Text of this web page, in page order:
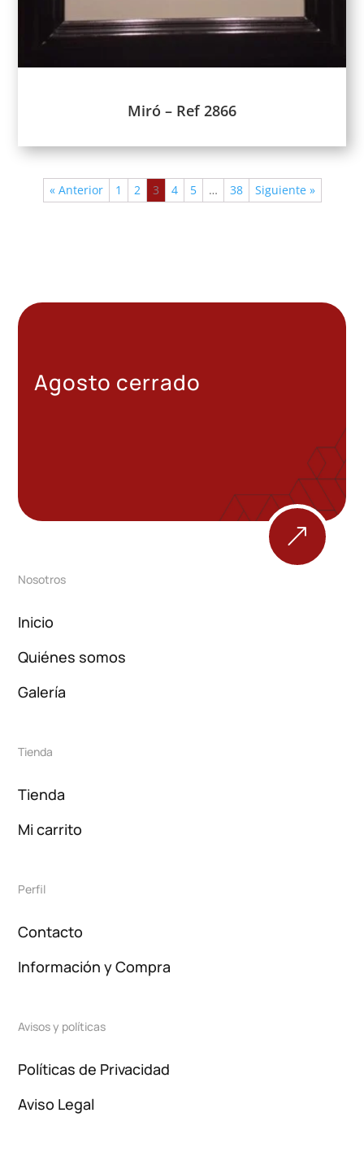
Miró – Ref 2866
« Anterior 1 2 3 4 5 … 38 Siguiente »
Agosto cerrado
&
Nosotros
Inicio
Quiénes somos
Galería
Tienda
Tienda
Mi carrito
Perfil
Contacto
Información y Compra
Avisos y políticas
Políticas de Privacidad
Aviso Legal